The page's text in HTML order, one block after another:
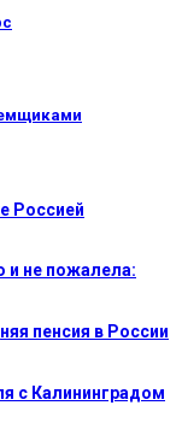
Россией
и не пожалела:
пенсия в России
с Калининградом